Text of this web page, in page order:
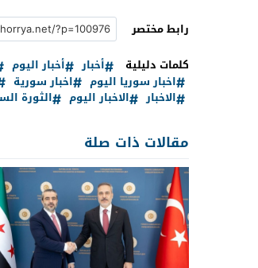
رابط مختصر
كلمات دليلية
أخبار أخبار اليوم
اخبار سوريا اليوم
اخبار سورية
الاخبار
الاخبار اليوم الثورة
مقالات ذات صلة